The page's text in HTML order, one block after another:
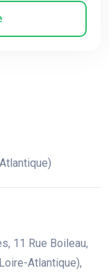
11 Rue Boileau,
Atlantique),